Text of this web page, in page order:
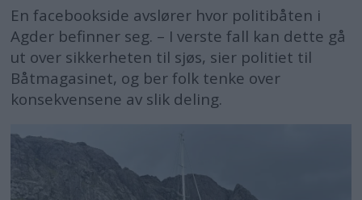
En facebookside avslører hvor politibåten i
Agder befinner seg. – I verste fall kan dette gå
ut over sikkerheten til sjøs, sier politiet til
Båtmagasinet, og ber folk tenke over
konsekvensene av slik deling.